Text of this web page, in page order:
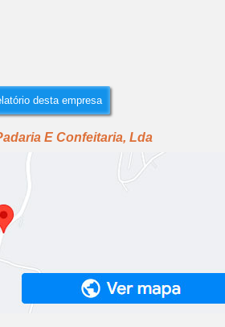
desta empresa
E Confeitaria, Lda